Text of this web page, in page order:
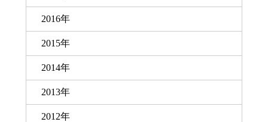
2016年
2015年
2014年
2013年
2012年